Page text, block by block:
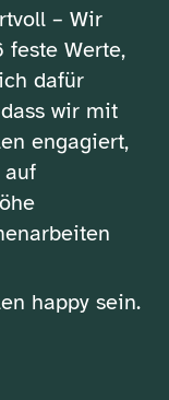
– Wir
feste Werte,
dafür
wir mit
engagiert,
happy sein.